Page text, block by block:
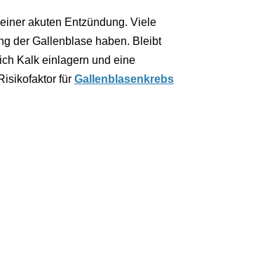
akuten Entzündung. Viele
der Gallenblase haben. Bleibt
Kalk einlagern und eine
für Gallenblasenkrebs